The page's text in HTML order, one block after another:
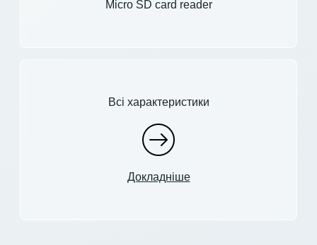
Micro SD card reader
Всі характеристики
Докладніше